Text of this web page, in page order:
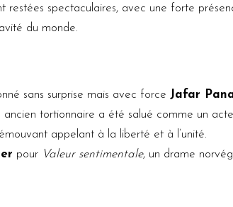
restées spectaculaires, avec une forte
du monde.
sans surprise mais avec force Jafar
tortionnaire a été salué comme un
appelant à la liberté et à l’unité.
pour Valeur sentimentale, un drame